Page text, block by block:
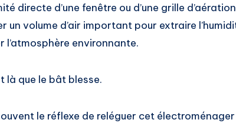
directe d’une fenêtre ou d’une grille
un volume d’air important pour extraire
l’atmosphère environnante.
là que le bât blesse.
le réflexe de reléguer cet